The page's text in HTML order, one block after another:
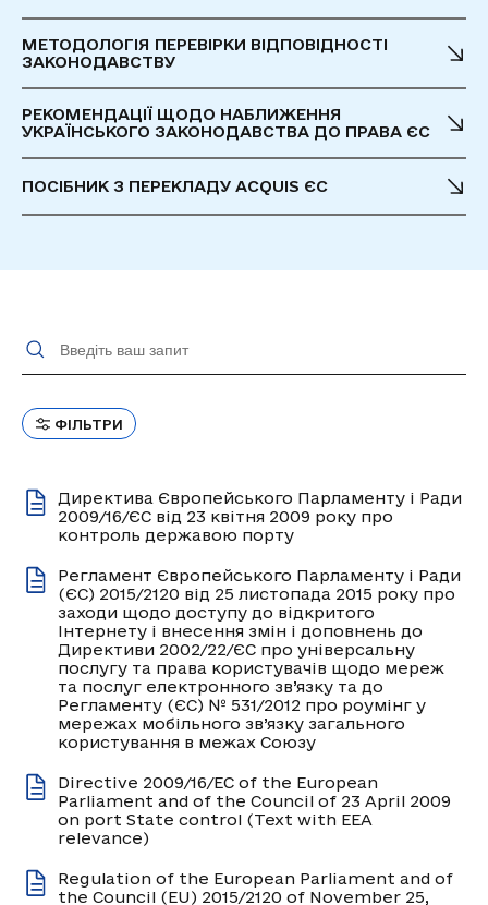
МЕТОДОЛОГІЯ ПЕРЕВІРКИ ВІДПОВІДНОСТІ
ЗАКОНОДАВСТВУ
РЕКОМЕНДАЦІЇ ЩОДО НАБЛИЖЕННЯ
УКРАЇНСЬКОГО ЗАКОНОДАВСТВА ДО ПРАВА ЄС
ПОСІБНИК З ПЕРЕКЛАДУ ACQUIS ЄС
ФІЛЬТРИ
Директива Європейського Парламенту і Ради
2009/16/ЄС від 23 квітня 2009 року про
контроль державою порту
Регламент Європейського Парламенту і Ради
(ЄС) 2015/2120 від 25 листопада 2015 року про
заходи щодо доступу до відкритого
Інтернету і внесення змін і доповнень до
Директиви 2002/22/ЄС про універсальну
послугу та права користувачів щодо мереж
та послуг електронного зв’язку та до
Регламенту (ЄС) № 531/2012 про роумінг у
мережах мобільного зв’язку загального
користування в межах Союзу
Directive 2009/16/EC of the European
Parliament and of the Council of 23 April 2009
on port State control (Text with EEA
relevance)
Regulation of the European Parliament and of
the Council (EU) 2015/2120 of November 25,